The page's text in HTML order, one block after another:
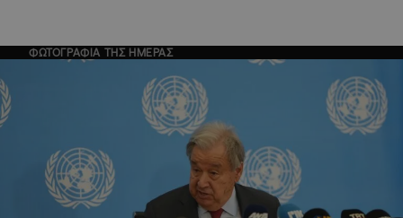
ΦΩΤΟΓΡΑΦΙΑ ΤΗΣ ΗΜΕΡΑΣ